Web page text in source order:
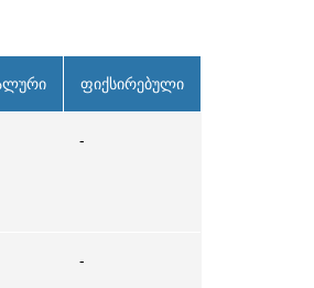
ფიქსირებული
-
-